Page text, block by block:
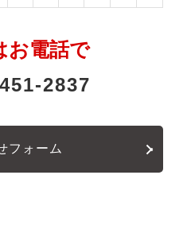
お電話で
2837
フォーム